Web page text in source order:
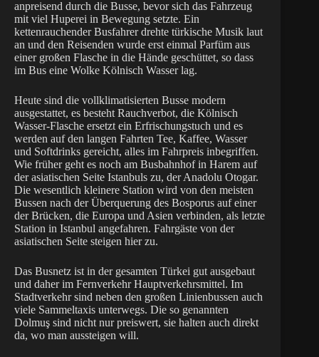
anpreisend durch die Busse, bevor sich das Fahrzeug
mit viel Huperei in Bewegung setzte. Ein
kettenrauchender Busfahrer drehte türkische Musik laut
an und den Reisenden wurde erst einmal Parfüm aus
einer großen Flasche in die Hände geschüttet, so dass
im Bus eine Wolke Kölnisch Wasser lag.
Heute sind die vollklimatisierten Busse modern
ausgestattet, es besteht Rauchverbot, die Kölnisch
Wasser-Flasche ersetzt ein Erfrischungstuch und es
werden auf den langen Fahrten Tee, Kaffee, Wasser
und Softdrinks gereicht, alles im Fahrpreis inbegriffen.
Wie früher geht es noch am Busbahnhof in Harem auf
der asiatischen Seite Istanbuls zu, der Anadolu Otogar.
Die wesentlich kleinere Station wird von den meisten
Bussen nach der Überquerung des Bosporus auf einer
der Brücken, die Europa und Asien verbinden, als letzte
Station in Istanbul angefahren. Fahrgäste von der
asiatischen Seite steigen hier zu.
Das Busnetz ist in der gesamten Türkei gut ausgebaut
und daher im Fernverkehr Hauptverkehrsmittel. Im
Stadtverkehr sind neben den großen Linienbussen auch
viele Sammeltaxis unterwegs. Die so genannten
Dolmuş sind nicht nur preiswert, sie halten auch direkt
da, wo man aussteigen will.